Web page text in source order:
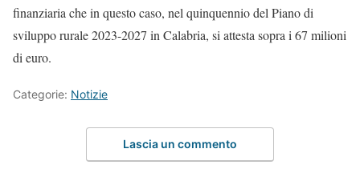
finanziaria che in questo caso, nel quinquennio del Piano di
sviluppo rurale 2023-2027 in Calabria, si attesta sopra i 67 milioni
di euro.
Categorie: Notizie
Lascia un commento